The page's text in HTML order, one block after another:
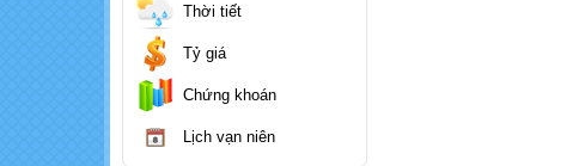
rượu khiến 7
methanol, 1...
Thời tiết
Tỷ giá
Chứng khoán
Lịch vạn niên